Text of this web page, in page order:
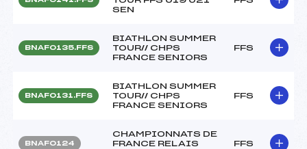
SEN
BNAF0135.FFS
BIATHLON SUMMER
TOUR// CHPS
FRANCE SENIORS
FFS
BNAF0131.FFS
BIATHLON SUMMER
TOUR// CHPS
FRANCE SENIORS
FFS
BNAF0124
CHAMPIONNATS DE
FRANCE RELAIS
FFS